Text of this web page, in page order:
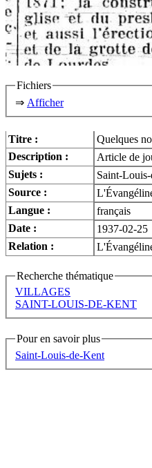
Fichiers
⇒ Afficher
Titre :
Quelques
Description :
Article de
Sujets :
Saint-
Source :
Langue :
français
Date :
1937-02-25
Relation :
Recherche thématique
VILLAGES
SAINT-LOUIS-DE-KENT
Pour en savoir plus
Saint-Louis-de-Kent